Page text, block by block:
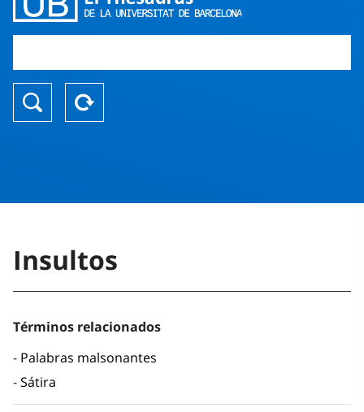
Insultos
Términos relacionados
Palabras malsonantes
Sátira